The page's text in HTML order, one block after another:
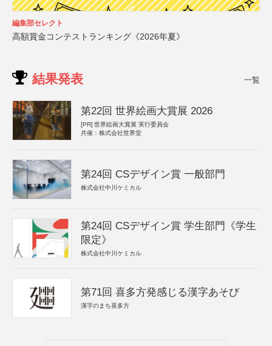
編集部セレクト
高額賞金コンテストランキング《2026年夏》
結果発表 一覧
第22回 世界絵画大賞展 2026
[PR] 世界絵画大賞展 実行委員会
共催：株式会社世界堂
第24回 CSデザイン賞 一般部門
株式会社中川ケミカル
第24回 CSデザイン賞 学生部門《学生
限定》
株式会社中川ケミカル
第71回 喜多方発感じる漢字あそび
漢字のまち喜多方